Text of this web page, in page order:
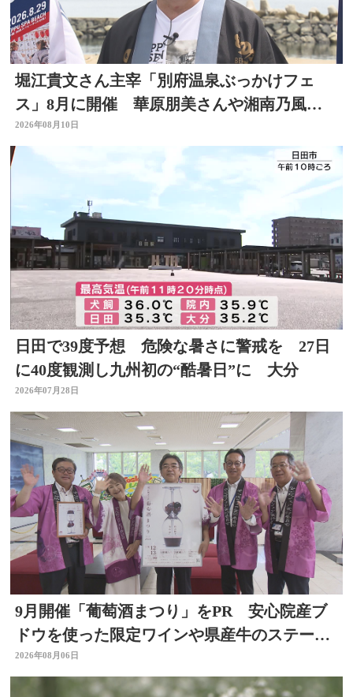
堀江貴文さん主宰「別府温泉ぶっかけフェ
ス」8月に開催 華原朋美さんや湘南乃風
HAN-KUNなど19組
2026年08月10日
日田で39度予想 危険な暑さに警戒を 27日
に40度観測し九州初の“酷暑日”に 大分
2026年07月28日
9月開催「葡萄酒まつり」をPR 安心院産ブ
ドウを使った限定ワインや県産牛のステーキ
など 大分
2026年08月06日